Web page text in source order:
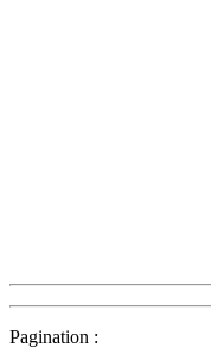
Pagination :